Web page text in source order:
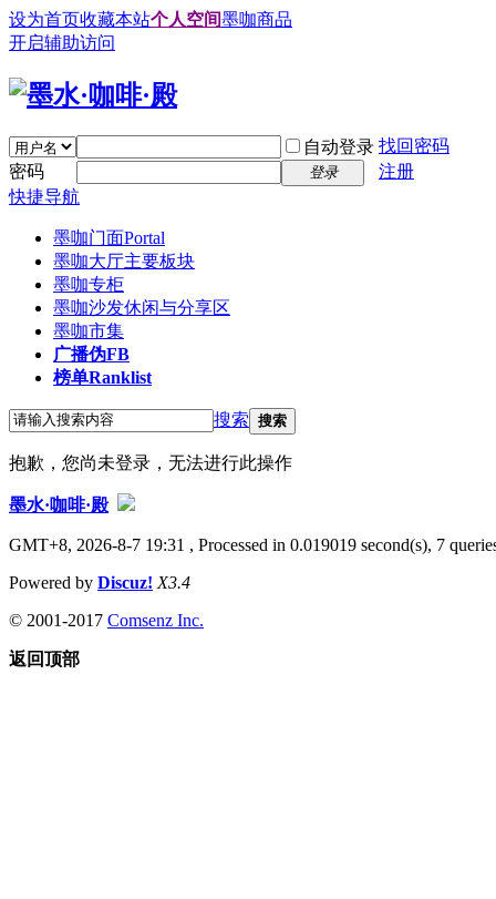
设为首页收藏本站个人空间墨咖商品
开启辅助访问
自动登录 找回密码
密码
登录
注册
快捷导航
墨咖门面Portal
墨咖大厅主要板块
墨咖专柜
墨咖沙发休闲与分享区
墨咖市集
广播伪FB
榜单Ranklist
搜索 搜索
抱歉，您尚未登录，无法进行此操作
墨水·咖啡·殿
GMT+8, 2026-8-7 19:31 , Processed in 0.019019 second(s), 7
Powered by Discuz! X3.4
© 2001-2017 Comsenz Inc.
返回顶部